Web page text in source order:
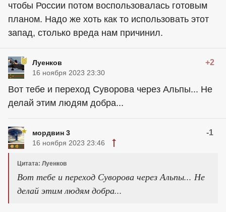
чтобы России потом воспользовалась готовым
планом. Надо же хоть как то использовать этот
запад, столько вреда нам причинил.
Луенков +2
16 ноября 2023 23:30
Вот тебе и переход Суворова через Альпы... Не
делай этим людям добра...
мордвин 3 -1
16 ноября 2023 23:46
Цитата: Луенков
Вот тебе и переход Суворова через Альпы... Не
делай этим людям добра...